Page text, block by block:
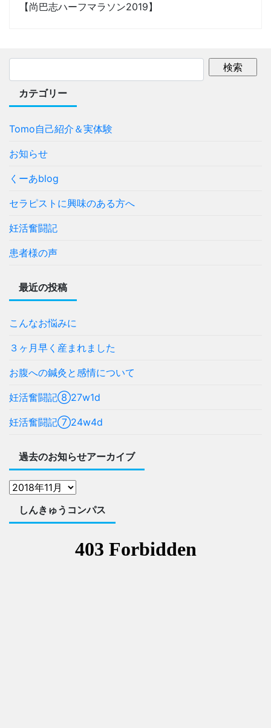
【尚巴志ハーフマラソン2019】
カテゴリー
Tomo自己紹介＆実体験
お知らせ
くーあblog
セラピストに興味のある方へ
妊活奮闘記
患者様の声
最近の投稿
こんなお悩みに
３ヶ月早く産まれました
お腹への鍼灸と感情について
妊活奮闘記⑧27w1d
妊活奮闘記⑦24w4d
過去のお知らせアーカイブ
しんきゅうコンパス